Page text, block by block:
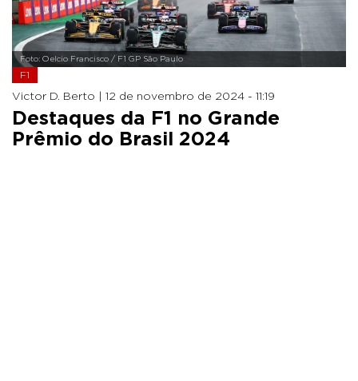
Foto: Oelcio Francisco / F1 GP São Paulo
F1
Victor D. Berto | 12 de novembro de 2024 - 11:19
Destaques da F1 no Grande
Prêmio do Brasil 2024